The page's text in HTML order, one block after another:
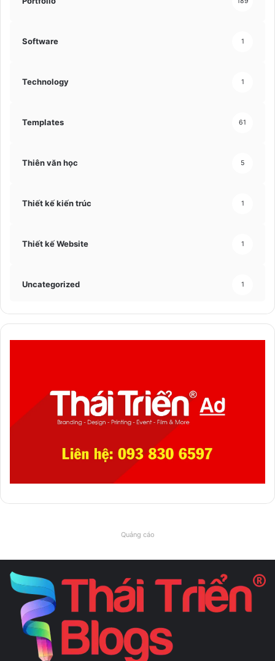
Software 1
Technology 1
Templates 61
Thiên văn học 5
Thiết kế kiến trúc 1
Thiết kế Website 1
Uncategorized 1
Quảng cáo